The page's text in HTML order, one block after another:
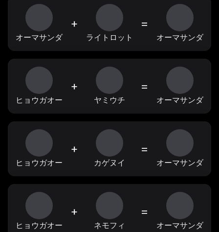
オーマサンダ
+
ライトロット
=
オーマサンダ
ヒョウガオー
+
ヤミウチ
=
オーマサンダ
ヒョウガオー
+
カゲヌイ
=
オーマサンダ
ヒョウガオー
+
ネモフィ
=
オーマサンダ